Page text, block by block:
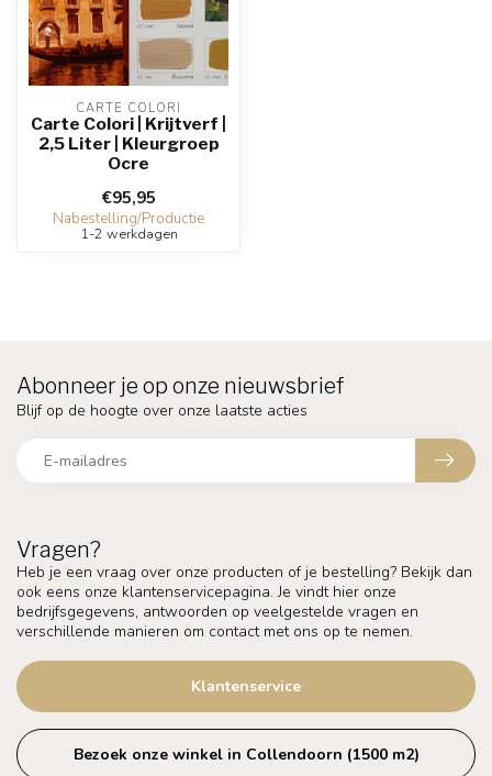
CARTE COLORI
Carte Colori | Krijtverf |
2,5 Liter | Kleurgroep
Ocre
€95,95
Nabestelling/Productie
1-2 werkdagen
Vragen?
Heb je een vraag over onze producten of je bestelling? Bekijk dan
ook eens onze klantenservicepagina. Je vindt hier onze
bedrijfsgegevens, antwoorden op veelgestelde vragen en
verschillende manieren om contact met ons op te nemen.
Klantenservice
Bezoek onze winkel in Collendoorn (1500 m2)
Abonneer je op onze nieuwsbrief
Blijf op de hoogte over onze laatste acties